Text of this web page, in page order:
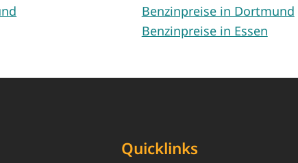
Benzinpreise in Dortmund
Benzinpreise in Essen
Quicklinks